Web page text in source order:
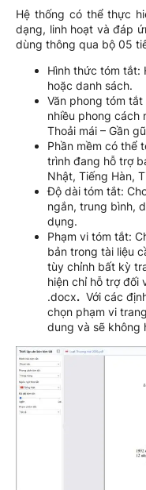
Hệ thống có thể thực
dạng, linh hoạt và đáp
dùng thông qua bộ 05
Hình thức tóm tắt:
hoặc danh sách.
Văn phong tóm
nhiều phong cách
Thoải mái – Gần
Phần mềm có thể
trình đang hỗ trợ
Nhật, Tiếng Hàn,
Độ dài tóm tắt:
ngắn, trung bình,
dụng.
Phạm vi tóm tắt:
bản trong tài liệu
tùy chỉnh bất kỳ
hiện chỉ hỗ trợ đối
.docx. Với các
chọn phạm vi
dung và sẽ không